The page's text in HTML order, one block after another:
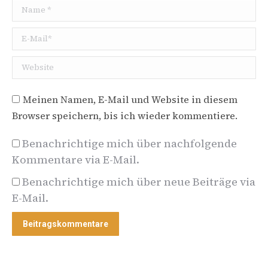
Name *
E-Mail *
Website
Meinen Namen, E-Mail und Website in diesem
Browser speichern, bis ich wieder kommentiere.
Benachrichtige mich über nachfolgende
Kommentare via E-Mail.
Benachrichtige mich über neue Beiträge via
E-Mail.
Beitragskommentare
X
Wenn du magst, informiere ich
dich über Neuigkeiten. Ich
pro Jahr. Hand drauf!
E-Mail